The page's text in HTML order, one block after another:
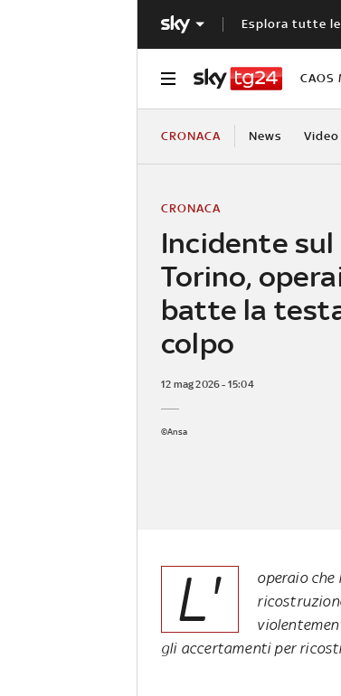
Esplora tutte
CAOS
CRONACA News Video
Incidente sul
Torino,
batte la
colpo
CRONACA
12 mag 2026 - 15:04
©Ansa
L'
operaio
gli accertamenti per